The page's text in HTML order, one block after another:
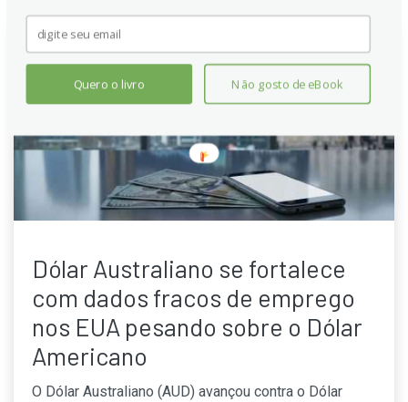
Dólar Australiano se fortalece
com dados fracos de emprego
nos EUA pesando sobre o Dólar
Americano
O Dólar Australiano (AUD) avançou contra o Dólar
Quero o livro Não gosto de eBook